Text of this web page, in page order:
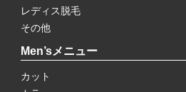
レディス脱毛
その他
Men’sメニュー
カット